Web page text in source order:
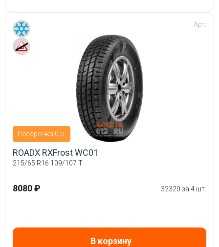
Рассрочка 0 р.
Арт:
ROADX RXFrost WC01
215/65 R16 109/107 T
8080 ₽ 32320 за 4 шт.
В корзину